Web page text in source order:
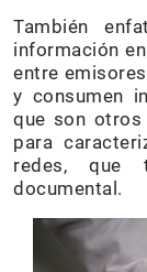
También
información
entre
y consumen
que son
para
redes, que
documental.